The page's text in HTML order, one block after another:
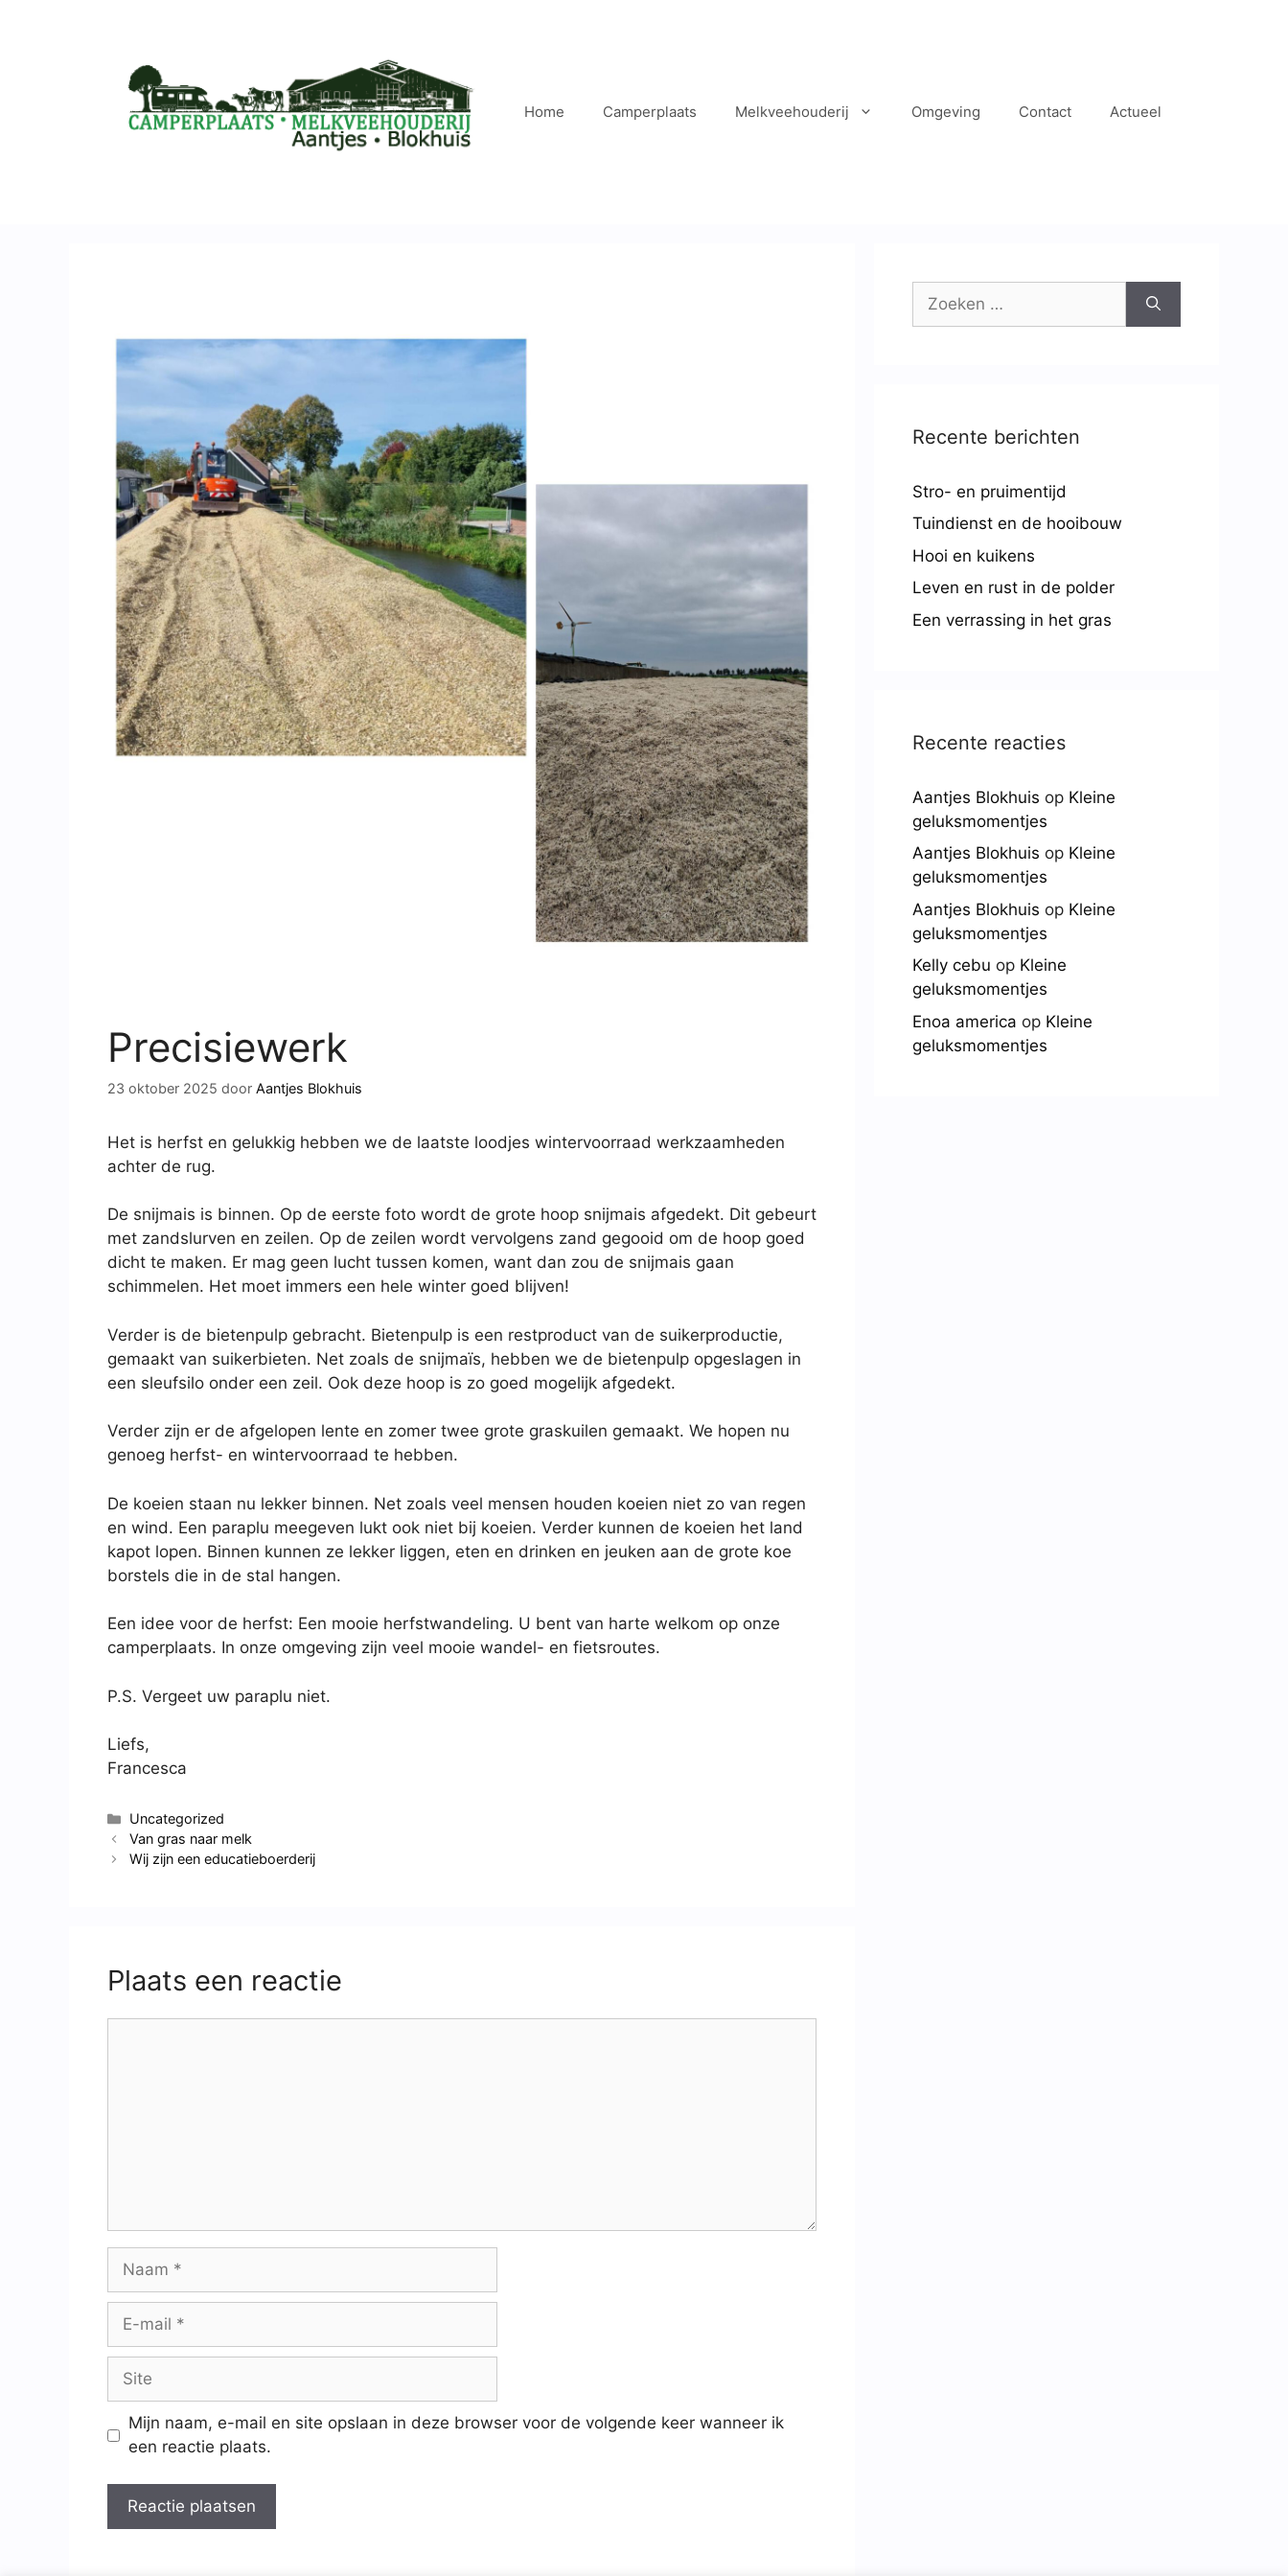
Home Camperplaats Melkveehouderij Omgeving Contact Actueel
Precisiewerk
23 oktober 2025 door Aantjes Blokhuis
Het is herfst en gelukkig hebben we de laatste loodjes wintervoorraad werkzaamheden
achter de rug.
De snijmais is binnen. Op de eerste foto wordt de grote hoop snijmais afgedekt. Dit gebeurt
met zandslurven en zeilen. Op de zeilen wordt vervolgens zand gegooid om de hoop goed
dicht te maken. Er mag geen lucht tussen komen, want dan zou de snijmais gaan
schimmelen. Het moet immers een hele winter goed blijven!
Verder is de bietenpulp gebracht. Bietenpulp is een restproduct van de suikerproductie,
gemaakt van suikerbieten. Net zoals de snijmaïs, hebben we de bietenpulp opgeslagen in
een sleufsilo onder een zeil. Ook deze hoop is zo goed mogelijk afgedekt.
Verder zijn er de afgelopen lente en zomer twee grote graskuilen gemaakt. We hopen nu
genoeg herfst- en wintervoorraad te hebben.
De koeien staan nu lekker binnen. Net zoals veel mensen houden koeien niet zo van regen
en wind. Een paraplu meegeven lukt ook niet bij koeien. Verder kunnen de koeien het land
kapot lopen. Binnen kunnen ze lekker liggen, eten en drinken en jeuken aan de grote koe
borstels die in de stal hangen.
Een idee voor de herfst: Een mooie herfstwandeling. U bent van harte welkom op onze
camperplaats. In onze omgeving zijn veel mooie wandel- en fietsroutes.
P.S. Vergeet uw paraplu niet.
Liefs,
Francesca
Uncategorized
Van gras naar melk
Wij zijn een educatieboerderij
Plaats een reactie
Mijn naam, e-mail en site opslaan in deze browser voor de volgende keer wanneer ik
een reactie plaats.
Recente berichten
Stro- en pruimentijd
Tuindienst en de hooibouw
Hooi en kuikens
Leven en rust in de polder
Een verrassing in het gras
Recente reacties
Aantjes Blokhuis op Kleine
geluksmomentjes
Aantjes Blokhuis op Kleine
geluksmomentjes
Aantjes Blokhuis op Kleine
geluksmomentjes
Kelly cebu op Kleine
geluksmomentjes
Enoa america op Kleine
geluksmomentjes